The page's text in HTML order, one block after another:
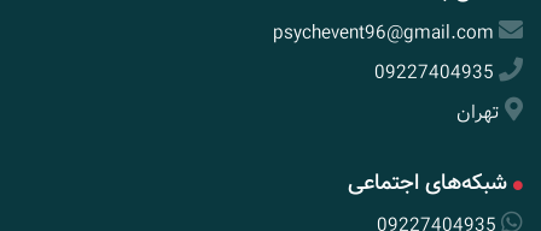
psychevent96@gmail.com
09227404935
تهران
شبکه‌های اجتماعی